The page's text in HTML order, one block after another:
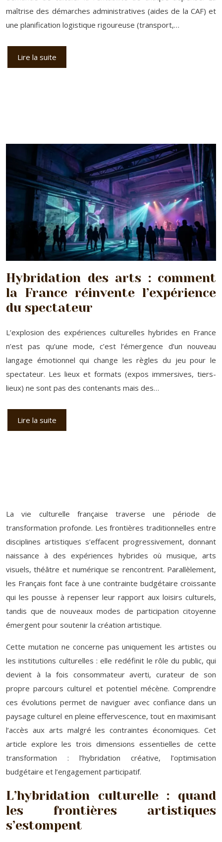
maîtrise des démarches administratives (aides de la CAF) et
une planification logistique rigoureuse (transport,…
Lire la suite
Hybridation des arts : comment
la France réinvente l’expérience
du spectateur
L’explosion des expériences culturelles hybrides en France
n’est pas qu’une mode, c’est l’émergence d’un nouveau
langage émotionnel qui change les règles du jeu pour le
spectateur. Les lieux et formats (expos immersives, tiers-
lieux) ne sont pas des contenants mais des…
Lire la suite
La vie culturelle française traverse une période de
transformation profonde. Les frontières traditionnelles entre
disciplines artistiques s’effacent progressivement, donnant
naissance à des expériences hybrides où musique, arts
visuels, théâtre et numérique se rencontrent. Parallèlement,
les Français font face à une contrainte budgétaire croissante
qui les pousse à repenser leur rapport aux loisirs culturels,
tandis que de nouveaux modes de participation citoyenne
émergent pour soutenir la création artistique.
Cette mutation ne concerne pas uniquement les artistes ou
les institutions culturelles : elle redéfinit le rôle du public, qui
devient à la fois consommateur averti, curateur de son
propre parcours culturel et potentiel mécène. Comprendre
ces évolutions permet de naviguer avec confiance dans un
paysage culturel en pleine effervescence, tout en maximisant
l’accès aux arts malgré les contraintes économiques. Cet
article explore les trois dimensions essentielles de cette
transformation : l’hybridation créative, l’optimisation
budgétaire et l’engagement participatif.
L’hybridation culturelle : quand
les frontières artistiques
s’estompent